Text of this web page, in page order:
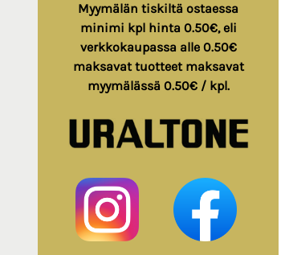
Myymälän tiskiltä ostaessa
minimi kpl hinta 0.50€, eli
verkkokaupassa alle 0.50€
maksavat tuotteet maksavat
myymälässä 0.50€ / kpl.